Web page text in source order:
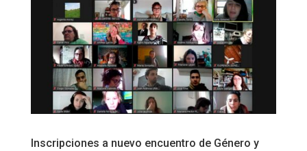
Inscripciones a nuevo encuentro de Género y